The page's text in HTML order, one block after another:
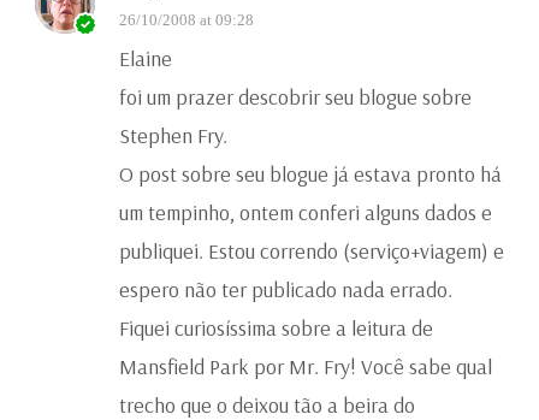
26/10/2008 at 09:28
Elaine
foi um prazer descobrir seu blogue sobre
Stephen Fry.
O post sobre seu blogue já estava pronto há
um tempinho, ontem conferi alguns dados e
publiquei. Estou correndo (serviço+viagem) e
espero não ter publicado nada errado.
Fiquei curiosíssima sobre a leitura de
Mansfield Park por Mr. Fry! Você sabe qual
trecho que o deixou tão a beira do